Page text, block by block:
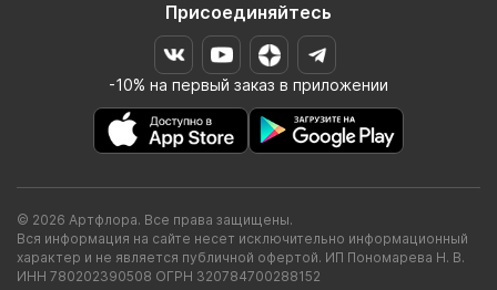
Присоединяйтесь
-10% на первый заказ в приложении
© 2026 Артфлора. Все права защищены.
Вся информация на сайте несет исключительно информационный
характер и не является публичной офертой. ИП Пономарева Н. В.
ИНН 780202390508 ОГРН 320784700288152